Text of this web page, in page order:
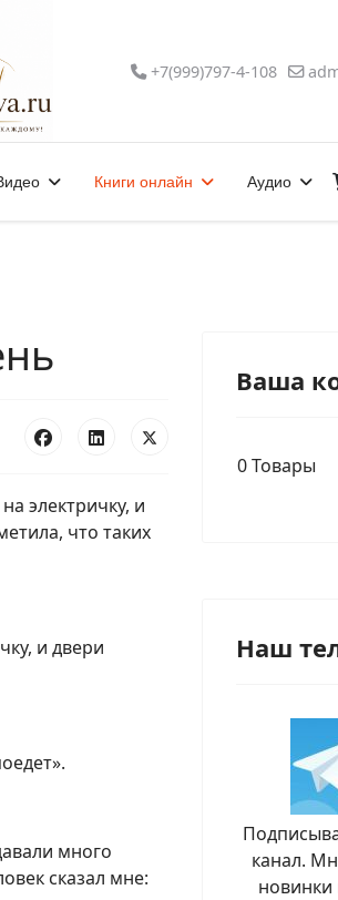
+7(999)797-4-108
Книги онлайн Аудио
электричку, и
что таких
и двери
много
сказал мне:
Ваша
0Товары
Наш
канал.
новинки